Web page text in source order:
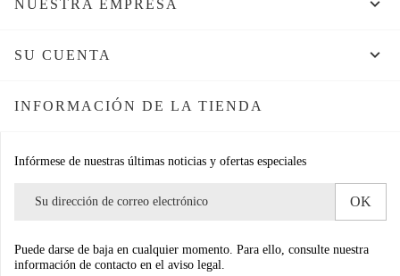
NUESTRA EMPRESA 
SU CUENTA 
INFORMACIÓN DE LA TIENDA
Infórmese de nuestras últimas noticias y ofertas especiales
Puede darse de baja en cualquier momento. Para ello, consulte nuestra
información de contacto en el aviso legal.